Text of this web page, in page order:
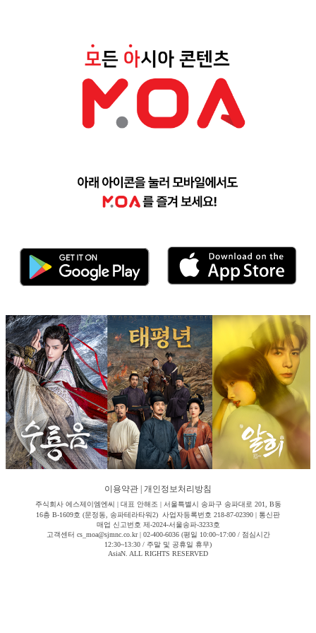
이용약관 개인정보처리방침
주식회사 에스제이엠엔씨 | 대표 안해조 | 서울특별시 송파구 송파대로 201, B동
16층 B-1609호 (문정동, 송파테라타워2) 사업자등록번호 218-87-02390 | 통신판
매업 신고번호 제-2024-서울송파-3233호
고객센터 cs_moa@sjmnc.co.kr | 02-400-6036 (평일 10:00~17:00 / 점심시간
12:30~13:30 / 주말 및 공휴일 휴무)
AsiaN. ALL RIGHTS RESERVED